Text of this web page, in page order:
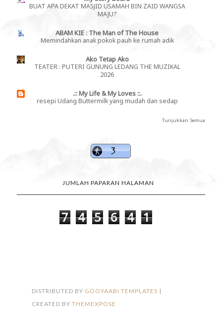
BUAT APA DEKAT MASJID USAMAH BIN ZAID WANGSA
MAJU?
ABAM KIE : The Man of The House
Memindahkan anak pokok pauh ke rumah adik
Ako Tetap Ako
TEATER : PUTERI GUNUNG LEDANG THE MUZIKAL
2026
.:: My Life & My Loves ::.
resepi Udang Buttermilk yang mudah dan sedap
Tunjukkan Semua
JUMLAH PAPARAN HALAMAN
7 4 5 6 4 1
DISTRIBUTED BY GOOYAABI TEMPLATES |
CREATED BY THEMEXPOSE